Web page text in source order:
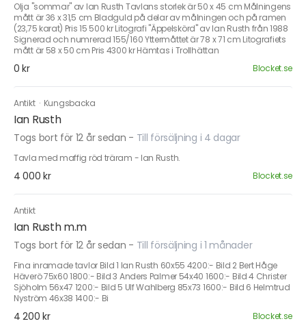
Olja "sommar" av Ian Rusth Tavlans storlek är 50 x 45 cm Målningens
mått är 36 x 31,5 cm Bladguld på delar av målningen och på ramen
(23,75 karat) Pris 15 500 kr Litografi "Äppelskörd" av Ian Rusth från 1988
Signerad och numrerad 155/160 Yttermåttet är 78 x 71 cm Litografiets
mått är 58 x 50 cm Pris 4300 kr Hämtas i Trollhättan
0 kr Blocket.se
Antikt · Kungsbacka
Ian Rusth
Togs bort för 12 år sedan - Till försäljning i 4 dagar
Tavla med maffig röd träram - Ian Rusth.
4 000 kr Blocket.se
Antikt
Ian Rusth m.m
Togs bort för 12 år sedan - Till försäljning i 1 månader
Fina inramade tavlor Bild 1 Ian Rusth 60x55 4200:- Bild 2 Bert Håge
Häverö 75x60 1800:- Bild 3 Anders Palmer 54x40 1600:- Bild 4 Christer
Sjöholm 56x47 1200:- Bild 5 Ulf Wahlberg 85x73 1600:- Bild 6 Helmtrud
Nyström 46x38 1400:- Bi
4 200 kr Blocket.se